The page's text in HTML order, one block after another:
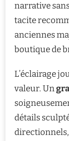
narrative
tacite
anciennes
boutique de
L’éclairage
valeur. Un
détails
directionnels,